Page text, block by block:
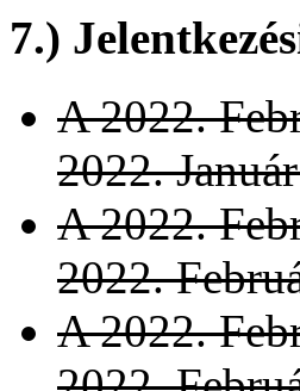
7.)
A 2022.
2022.
A 2022.
2022.
A 2022.